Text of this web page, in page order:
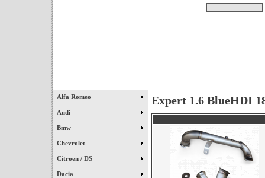
Alfa Romeo
Audi
Bmw
Chevrolet
Citroen / DS
Dacia
Expert 1.6 BlueHDI